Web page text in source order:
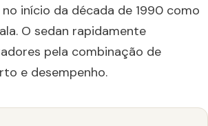
início da década de 1990 como
O sedan rapidamente
pela combinação de
e desempenho.